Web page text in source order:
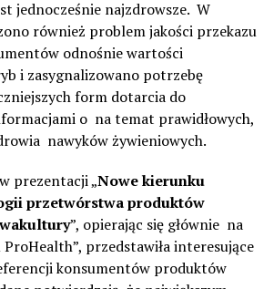
jednocześnie najzdrowsze. W
również problem jakości przekazu
odnośnie wartości
i zasygnalizowano potrzebę
form dotarcia do
o na temat prawidłowych,
nawyków żywieniowych.
prezentacji „Nowe kierunku
przetwórstwa produktów
”, opierając się głównie na
przedstawiła interesujące
konsumentów produktów